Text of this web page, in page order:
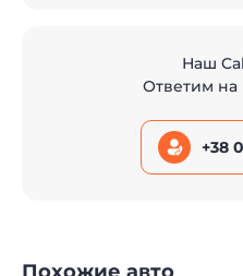
Наш
Ответим на
+38